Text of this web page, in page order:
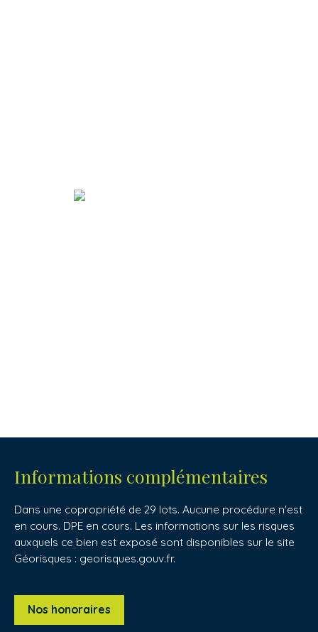
Informations complémentaires
Dans une copropriété de 29 lots. Aucune procédure n'est
en cours. DPE en cours. Les informations sur les risques
auxquels ce bien est exposé sont disponibles sur le site
Géorisques : georisques.gouv.fr.
Nos honoraires